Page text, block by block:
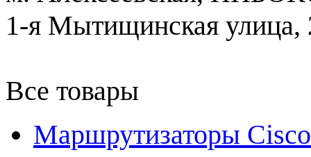
1-я Мытищинская улица,
Все товары
Маршрутизаторы Cisco